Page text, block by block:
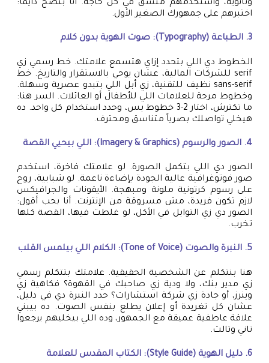
وثانوية، واستخدمهم متسق في كل حاجة. أنا بنصح دايماً:
اختبرهم على جمهورك الصغير الأول.
3. الطباعة (Typography): صوت الهوية بدون كلام
الخطوط دي اللي بتحدد إزاي هتسمع علامتك. خط رسمي زي
serif للشركات المالية، عشان يوحي بالاستقرار والتاريخ. خط
sans-serif نظيف للتقنية، زي أبل اللي بتبدو عصرية وسهلة.
وخطوط مرحة للعلامات اللي للأطفال أو العائلات. السر هنا:
ما تكترش، اختار 2-3 خطوط بس، وحدد استخدام كل واحد. ده
هيخلي تواصلك بصرياً متناسق ومحترف.
4. الصور والرسوم (Imagery & Graphics): اللي بيحيي القصة
الصور دي اللي بتكمل الصورة. لو علامتك فاخرة، استخدم
صور فوتوغرافية عالية الجودة بإضاءة ناعمة. لو شبابية، روح
على رسوم كرتونية ملونة ومبهجة. الأيقونات والجرافيكس
لازم تكون فريدة، مش مسروقة من الإنترنت. أنا بحب أقول:
الصور دي زي التوابل في الأكل، لو غلطت فيها، القصة كلها
تخرب.
5. النبرة والصوت (Tone of Voice): الكلام اللي بيلمس القلب
هنا بنتكلم عن الشخصية الحقيقية. علامتك بتتكلم رسمي
زي مدير بنك، ولا ودية زي صاحبك في القهوة؟ فكاهية زي
وينرز، أو جادة زي شركة استشارات؟ حدد النبرة دي في دليل،
عشان كل تغريدة أو إعلان يطلع بنفس الصوت. ده بيبني
علاقة عاطفية عميقة مع الجمهور، وده اللي بيخليهم يرجعوا
تاني وتالت.
6. دليل الهوية (Style Guide): الكتاب المقدس للعلامة